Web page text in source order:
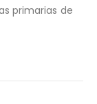
primarias de